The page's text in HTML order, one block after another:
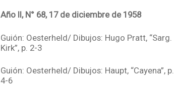
Año II, N° 68, 17 de diciembre de 1958
Guión: Oesterheld/ Dibujos: Hugo Pratt, “Sarg.
Kirk”, p. 2-3
Guión: Oesterheld/ Dibujos: Haupt, “Cayena”, p.
4-6